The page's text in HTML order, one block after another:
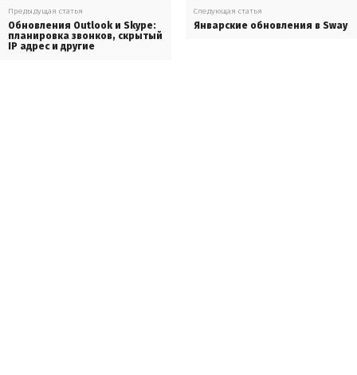
Предыдущая статья
Обновления Outlook и Skype:
планировка звонков, скрытый
IP адрес и другие
Следующая статья
Январские обновления в Sway